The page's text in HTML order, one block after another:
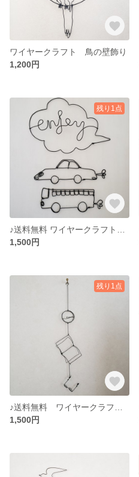
ワイヤークラフト 鳥の壁飾り
1,200円
残り1点
1,500円
残り1点
1,500円